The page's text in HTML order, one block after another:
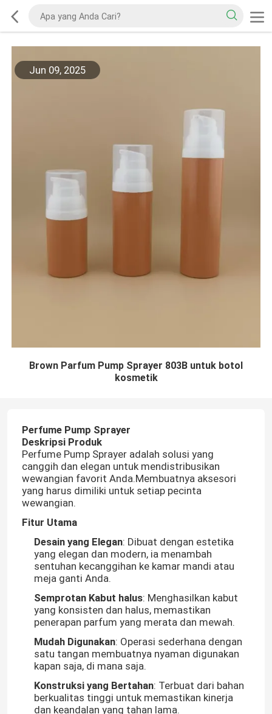
Jun 09, 2025
Brown Parfum Pump Sprayer 803B untuk botol
kosmetik
Perfume Pump Sprayer
Deskripsi Produk
Perfume Pump Sprayer adalah solusi yang
canggih dan elegan untuk mendistribusikan
wewangian favorit Anda.Membuatnya aksesori
yang harus dimiliki untuk setiap pecinta
wewangian.
Fitur Utama
Desain yang Elegan: Dibuat dengan estetika
yang elegan dan modern, ia menambah
sentuhan kecanggihan ke kamar mandi atau
meja ganti Anda.
Semprotan Kabut halus: Menghasilkan kabut
yang konsisten dan halus, memastikan
penerapan parfum yang merata dan mewah.
Mudah Digunakan: Operasi sederhana dengan
satu tangan membuatnya nyaman digunakan
kapan saja, di mana saja.
Konstruksi yang Bertahan: Terbuat dari bahan
berkualitas tinggi untuk memastikan kinerja
dan keandalan yang tahan lama.